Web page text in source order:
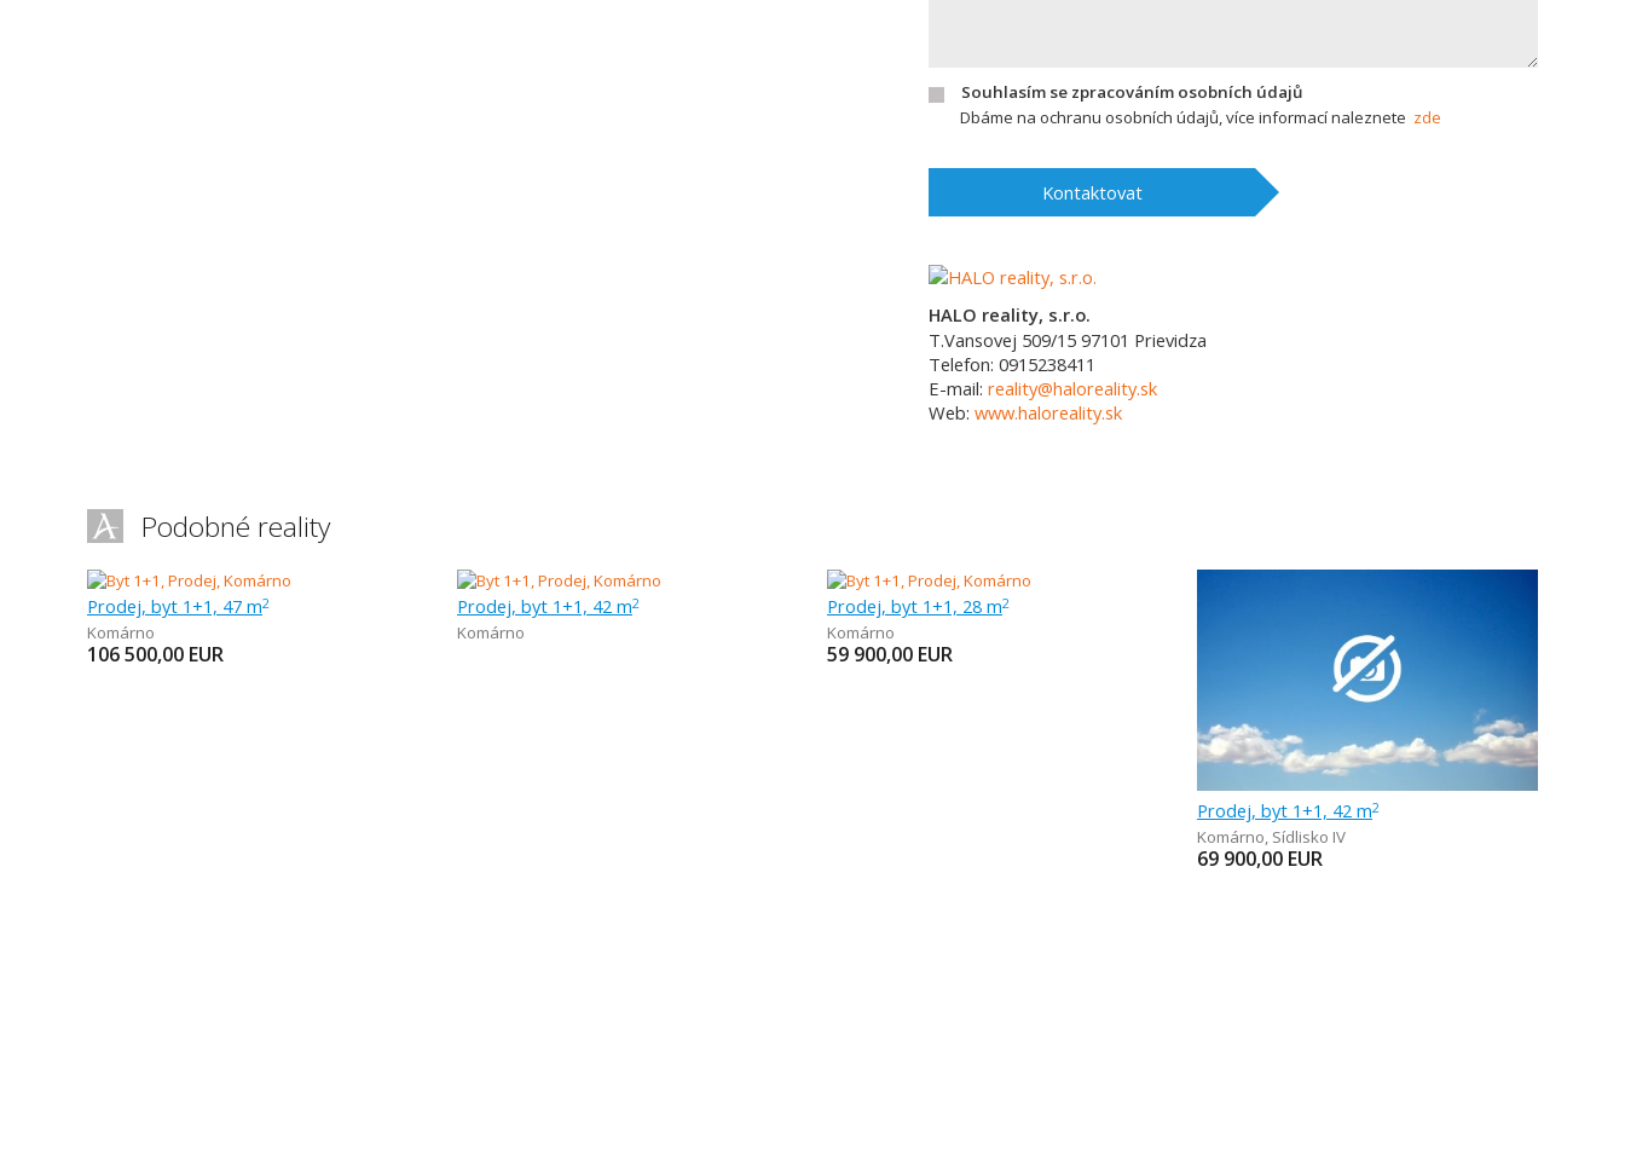
Souhlasím se zpracováním osobních údajů
Dbáme na ochranu osobních údajů, více informací naleznete zde
Kontaktovat
HALO reality, s.r.o.
T.Vansovej 509/15 97101 Prievidza
Telefon: 0915238411
E-mail: reality@haloreality.sk
Web: www.haloreality.sk
Podobné reality
Prodej, byt 1+1, 47 m2
Komárno
106 500,00 EUR
Prodej, byt 1+1, 42 m2
Komárno
Prodej, byt 1+1, 28 m2
Komárno
59 900,00 EUR
Prodej, byt 1+1, 42 m2
Komárno, Sídlisko IV
69 900,00 EUR